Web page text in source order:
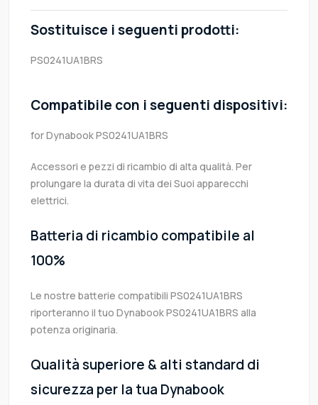
Sostituisce i seguenti prodotti:
PS0241UA1BRS
Compatibile con i seguenti dispositivi:
for Dynabook PS0241UA1BRS
Accessori e pezzi di ricambio di alta qualità. Per
prolungare la durata di vita dei Suoi apparecchi
elettrici.
Batteria di ricambio compatibile al
100%
Le nostre batterie compatibili PS0241UA1BRS
riporteranno il tuo Dynabook PS0241UA1BRS alla
potenza originaria.
Qualità superiore & alti standard di
sicurezza per la tua Dynabook